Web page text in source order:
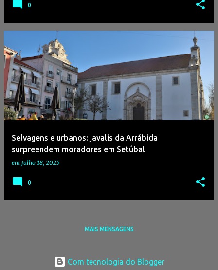
0
Selvagens e urbanos: javalis da Arrábida
surpreendem moradores em Setúbal
em julho 18, 2025
0
MAIS MENSAGENS
Com tecnologia do Blogger